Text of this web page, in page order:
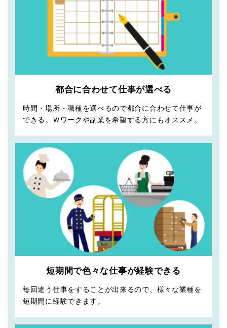
都合に合わせて仕事が選べる
時間・場所・職種を選べるので都合に合わせて仕事が
できる。Ｗワークや副業を希望する方にもオススメ。
短期間で色々な仕事が経験できる
毎回違う仕事をすることが出来るので、様々な業種を
短期間に経験できます。